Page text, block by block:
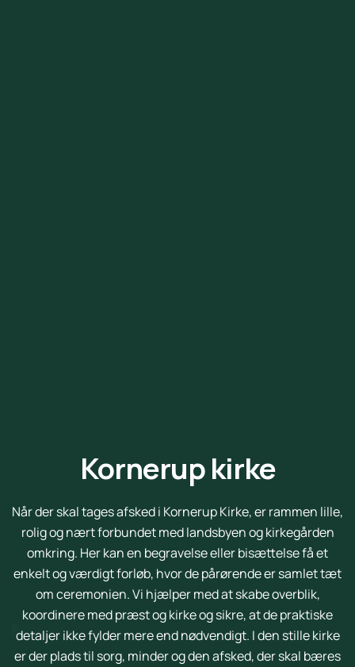
Kornerup kirke
Når der skal tages afsked i Kornerup Kirke, er rammen lille,
rolig og nært forbundet med landsbyen og kirkegården
omkring. Her kan en begravelse eller bisættelse få et
enkelt og værdigt forløb, hvor de pårørende er samlet tæt
om ceremonien. Vi hjælper med at skabe overblik,
koordinere med præst og kirke og sikre, at de praktiske
detaljer ikke fylder mere end nødvendigt. I den stille kirke
er der plads til sorg, minder og den afsked, der skal bæres